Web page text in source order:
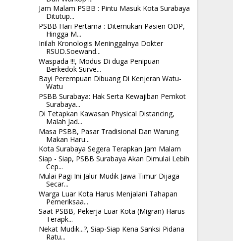
Jam Malam PSBB : Pintu Masuk Kota Surabaya
Ditutup...
PSBB Hari Pertama : Ditemukan Pasien ODP,
Hingga M...
Inilah Kronologis Meninggalnya Dokter
RSUD.Soewand...
Waspada !!!, Modus Di duga Penipuan
Berkedok Surve...
Bayi Perempuan Dibuang Di Kenjeran Watu-
Watu
PSBB Surabaya: Hak Serta Kewajiban Pemkot
Surabaya...
Di Tetapkan Kawasan Physical Distancing,
Malah Jad...
Masa PSBB, Pasar Tradisional Dan Warung
Makan Haru...
Kota Surabaya Segera Terapkan Jam Malam
Siap - Siap, PSBB Surabaya Akan Dimulai Lebih
Cep...
Mulai Pagi Ini Jalur Mudik Jawa Timur Dijaga
Secar...
Warga Luar Kota Harus Menjalani Tahapan
Pemeriksaa...
Saat PSBB, Pekerja Luar Kota (Migran) Harus
Terapk...
Nekat Mudik...?, Siap-Siap Kena Sanksi Pidana
Ratu...